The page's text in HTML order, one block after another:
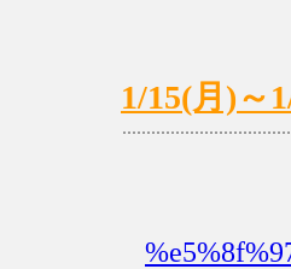
1/15(月)～